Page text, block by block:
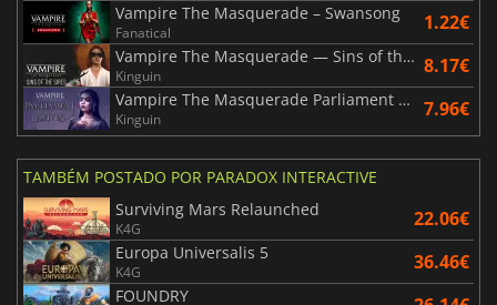
Vampire The Masquerade – Swansong
Fanatical 1.22€
Vampire The Masquerade — Sins of the Sires
Kinguin 8.17€
Vampire The Masquerade Parliament of Knives
Kinguin 7.96€
TAMBÉM POSTADO POR PARADOX INTERACTIVE
Surviving Mars Relaunched
K4G 22.06€
Europa Universalis 5
K4G 36.46€
FOUNDRY